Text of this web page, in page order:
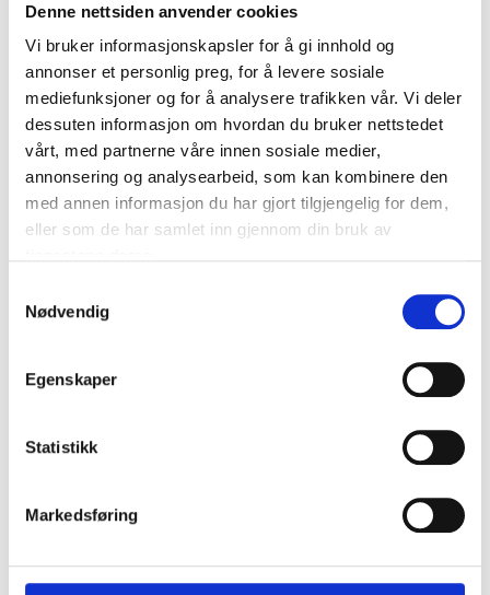
Denne nettsiden anvender cookies
Vi bruker informasjonskapsler for å gi innhold og
annonser et personlig preg, for å levere sosiale
mediefunksjoner og for å analysere trafikken vår. Vi deler
dessuten informasjon om hvordan du bruker nettstedet
vårt, med partnerne våre innen sosiale medier,
annonsering og analysearbeid, som kan kombinere den
med annen informasjon du har gjort tilgjengelig for dem,
eller som de har samlet inn gjennom din bruk av
Nødvendig
Egenskaper
Statistikk
Markedsføring
fertilitetscoach Mari besøk av Benedicte Haukanes.
donorkoordinering i mange år, og kan mye om donasjon
deg kunnskap om behandling med sæddonasjon. Du får
Den viktige støttespilleren